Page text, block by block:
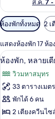
ส.ค. 7 -
ตัว
กรอง
ที่
มี
ให้
สำหรับ
ห้อง
พัก
ห้องพักทั้งหมด 2 เ
แสดงห้องพัก 17 ห้อ
เปิด
ภาพถ่าย
ทั้งหมด
ของ
ห้อง
7
ห้องพัก, หลายเ
วิวมหาสมุทร
33 ตารางเมตร
พักได้ 6 คน
2 เตียงควีนไ